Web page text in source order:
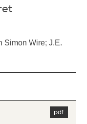
Simon Wire; J.E.